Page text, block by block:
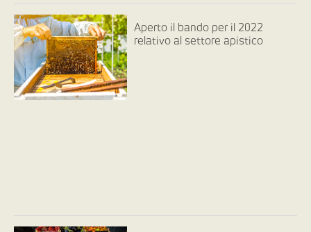
Aperto il bando per il 2022
relativo al settore apistico